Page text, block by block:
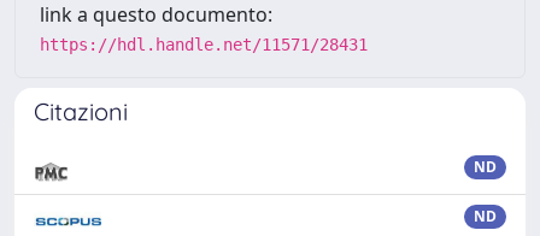
link a questo documento:
https://hdl.handle.net/11571/28431
Citazioni
ND
ND